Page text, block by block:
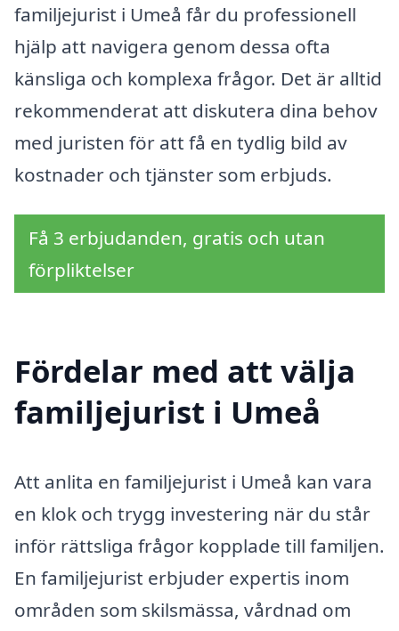
familjejurist i Umeå får du professionell
hjälp att navigera genom dessa ofta
känsliga och komplexa frågor. Det är alltid
rekommenderat att diskutera dina behov
med juristen för att få en tydlig bild av
kostnader och tjänster som erbjuds.
Få 3 erbjudanden, gratis och utan
förpliktelser
Fördelar med att välja
familjejurist i Umeå
Att anlita en familjejurist i Umeå kan vara
en klok och trygg investering när du står
inför rättsliga frågor kopplade till familjen.
En familjejurist erbjuder expertis inom
områden som skilsmässa, vårdnad om